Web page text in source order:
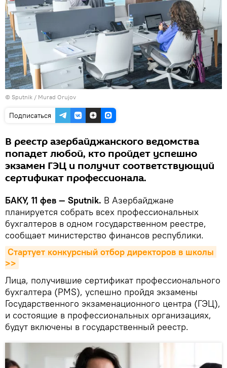
© Sputnik / Murad Orujov
Подписаться
В реестр азербайджанского ведомства
попадет любой, кто пройдет успешно
экзамен ГЭЦ и получит соответствующий
сертификат профессионала.
БАКУ, 11 фев — Sputnik. В Азербайджане
планируется собрать всех профессиональных
бухгалтеров в одном государственном реестре,
сообщает министерство финансов республики.
Стартует конкурсный отбор директоров в школы
>>
Лица, получившие сертификат профессионального
бухгалтера (PMS), успешно пройдя экзамены
Государственного экзаменационного центра (ГЭЦ),
и состоящие в профессиональных организациях,
будут включены в государственный реестр.